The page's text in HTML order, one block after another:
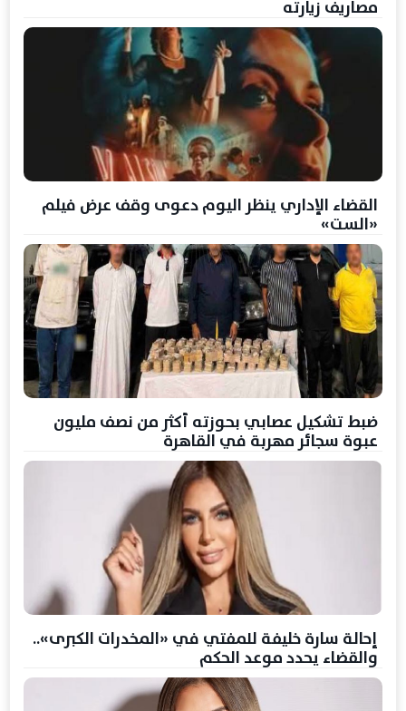
مصاريف زيارته
القضاء الإداري ينظر اليوم دعوى وقف عرض فيلم
«الست»
ضبط تشكيل عصابي بحوزته أكثر من نصف مليون
عبوة سجائر مهربة في القاهرة
إحالة سارة خليفة للمفتي في «المخدرات الكبرى»..
والقضاء يحدد موعد الحكم